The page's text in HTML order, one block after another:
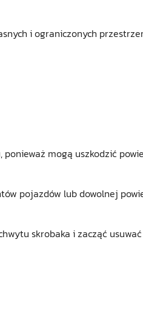
i ograniczonych
mogą uszkodzić
pojazdów lub dowolnej
skrobaka i zacząć